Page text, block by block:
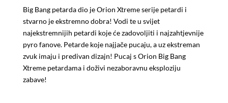
Big Bang petarda dio je Orion Xtreme serije petardi i
stvarno je ekstremno dobra! Vodi te u svijet
najekstremnijih petardi koje će zadovoljiti i najzahtjevnije
pyro fanove. Petarde koje najjače pucaju, a uz ekstreman
zvuk imaju i predivan dizajn! Pucaj s Orion Big Bang
Xtreme petardama i doživi nezaboravnu eksploziju
zabave!